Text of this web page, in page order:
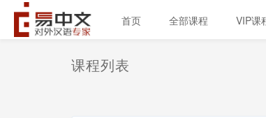
首页 全部课程 VIP课
课程列表